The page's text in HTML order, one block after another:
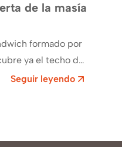
de la masía
formado por
ya el techo de
Seguir leyendo